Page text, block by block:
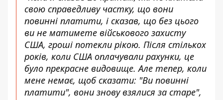
свою справедливу частку, що вони
повинні платити, і сказав, що без цього
ви не матимете військового захисту
США, гроші потекли рікою. Після стількох
років, коли США оплачували рахунки, це
було прекрасне видовище. Але тепер, коли
мене немає, щоб сказати: "Ви повинні
платити", вони знову взялися за старе",